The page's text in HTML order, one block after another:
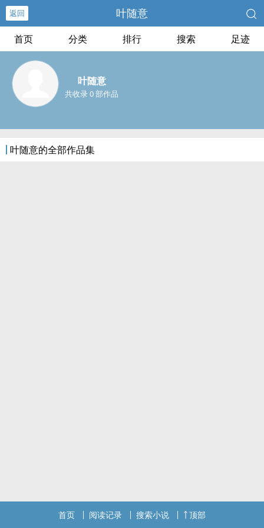
返回 叶随意
首页 分类 排行 搜索 足迹
叶随意
共收录 0 部作品
叶随意的全部作品集
首页 阅读记录 搜索小说 顶部